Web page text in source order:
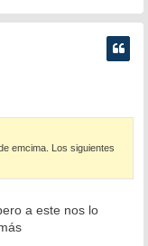
emcima. Los siguientes
a este nos lo